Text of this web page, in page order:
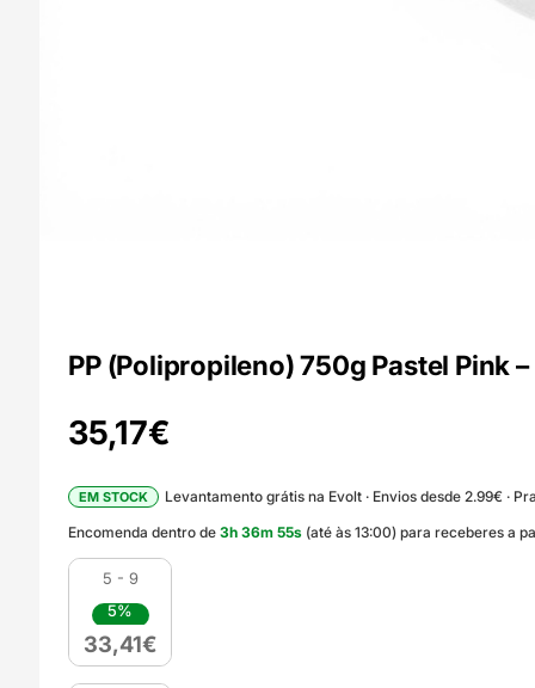
PP (Polipropileno) 750g Pastel Pink
35,17€
EM STOCK
Levantamento grátis na Evolt · Envios desde 2.99€ ·
Encomenda dentro de3h36m54s(até às 13:00) para receberes a
5 - 9
5%
33,41€